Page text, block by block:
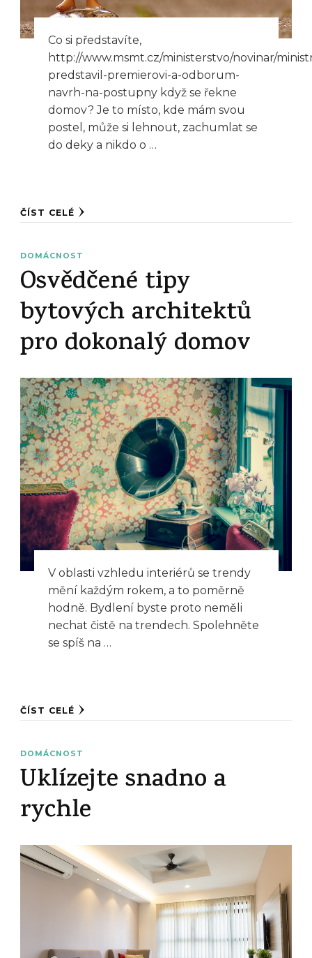
Co si představíte,
http://www.msmt.cz/ministerstvo/novinar/
predstavil-premierovi-a-odborum-
navrh-na-postupny když se řekne
domov? Je to místo, kde mám svou
postel, může si lehnout, zachumlat se
do deky a nikdo o …
ČÍST CELÉ
DOMÁCNOST
Osvědčené tipy
bytových architektů
pro dokonalý domov
V oblasti vzhledu interiérů se trendy
mění každým rokem, a to poměrně
hodně. Bydlení byste proto neměli
nechat čistě na trendech. Spolehněte
se spíš na …
ČÍST CELÉ
DOMÁCNOST
Uklízejte snadno a
rychle